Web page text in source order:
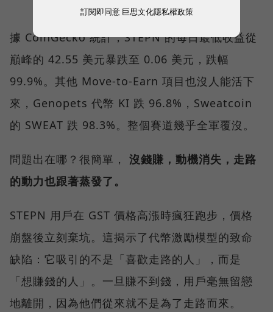
據 CoinGecko 統計，STEPN 的每日最低收益從
巔峰的 42.55 美元暴跌至 0.06 美元，跌幅
99.9%。其他 Move-to-Earn 項目也沒人能活下
來，Genopets 代幣 KI 跌 96.8%，Sweatcoin
的 SWEAT 跌 98.3%。整個賽道幾乎全軍覆沒。
問題出在哪？很簡單， 沒錢賺，動機消失，走路
的動力也跟著蒸發了。
STEPN 用戶在 GST 價格高漲時瘋狂跑步，價格
崩盤後立刻棄坑。這揭示了代幣激勵模型的致命
缺陷：它吸引的不是「喜歡走路的人」，而是
「想賺錢的人」。一旦賺不到錢，用戶毫無留戀
地離開，因為他們從來就不是為了走路而來。
訂閱即同意 巨思文化隱私權政策